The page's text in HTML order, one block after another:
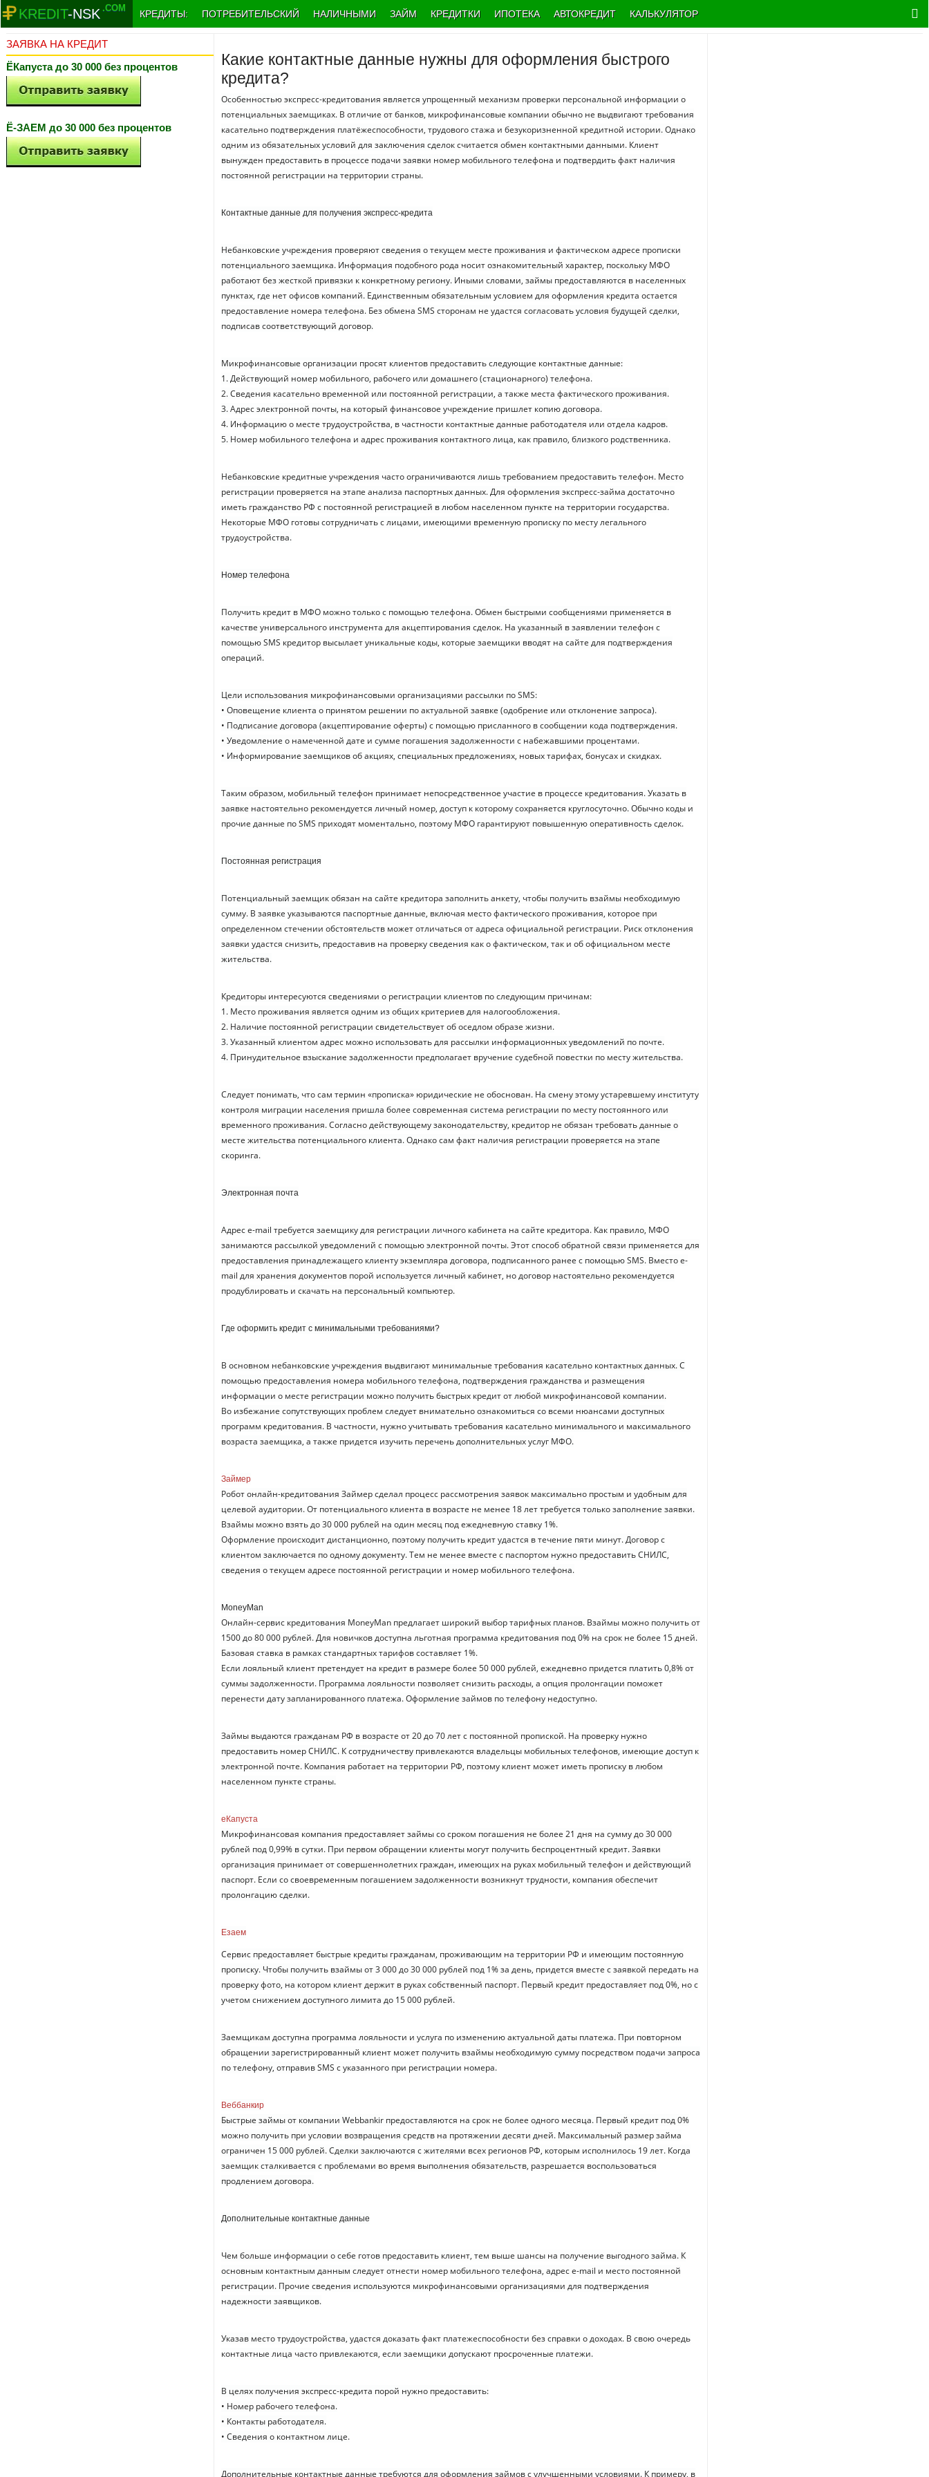
KREDIT-NSK .COM
КРЕДИТЫ: ПОТРЕБИТЕЛЬСКИЙ НАЛИЧНЫМИ ЗАЙМ КРЕДИТКИ ИПОТЕКА АВТОКРЕДИТ КАЛЬКУЛЯТОР
ЗАЯВКА НА КРЕДИТ
ЁКапуста до 30 000 без процентов
Ё-ЗАЕМ до 30 000 без процентов
Какие контактные данные нужны для оформления быстрого
кредита?
Особенностью экспресс-кредитования является упрощенный механизм проверки персональной информации о
потенциальных заемщиках. В отличие от банков, микрофинансовые компании обычно не выдвигают требования
касательно подтверждения платёжеспособности, трудового стажа и безукоризненной кредитной истории. Однако
одним из обязательных условий для заключения сделок считается обмен контактными данными. Клиент
вынужден предоставить в процессе подачи заявки номер мобильного телефона и подтвердить факт наличия
постоянной регистрации на территории страны.
Контактные данные для получения экспресс-кредита
Небанковские учреждения проверяют сведения о текущем месте проживания и фактическом адресе прописки
потенциального заемщика. Информация подобного рода носит ознакомительный характер, поскольку МФО
работают без жесткой привязки к конкретному региону. Иными словами, займы предоставляются в населенных
пунктах, где нет офисов компаний. Единственным обязательным условием для оформления кредита остается
предоставление номера телефона. Без обмена SMS сторонам не удастся согласовать условия будущей сделки,
подписав соответствующий договор.
Микрофинансовые организации просят клиентов предоставить следующие контактные данные:
1. Действующий номер мобильного, рабочего или домашнего (стационарного) телефона.
2. Сведения касательно временной или постоянной регистрации, а также места фактического проживания.
3. Адрес электронной почты, на который финансовое учреждение пришлет копию договора.
4. Информацию о месте трудоустройства, в частности контактные данные работодателя или отдела кадров.
5. Номер мобильного телефона и адрес проживания контактного лица, как правило, близкого родственника.
Небанковские кредитные учреждения часто ограничиваются лишь требованием предоставить телефон. Место
регистрации проверяется на этапе анализа паспортных данных. Для оформления экспресс-займа достаточно
иметь гражданство РФ с постоянной регистрацией в любом населенном пункте на территории государства.
Некоторые МФО готовы сотрудничать с лицами, имеющими временную прописку по месту легального
трудоустройства.
Номер телефона
Получить кредит в МФО можно только с помощью телефона. Обмен быстрыми сообщениями применяется в
качестве универсального инструмента для акцептирования сделок. На указанный в заявлении телефон с
помощью SMS кредитор высылает уникальные коды, которые заемщики вводят на сайте для подтверждения
операций.
Цели использования микрофинансовыми организациями рассылки по SMS:
• Оповещение клиента о принятом решении по актуальной заявке (одобрение или отклонение запроса).
• Подписание договора (акцептирование оферты) с помощью присланного в сообщении кода подтверждения.
• Уведомление о намеченной дате и сумме погашения задолженности с набежавшими процентами.
• Информирование заемщиков об акциях, специальных предложениях, новых тарифах, бонусах и скидках.
Таким образом, мобильный телефон принимает непосредственное участие в процессе кредитования. Указать в
заявке настоятельно рекомендуется личный номер, доступ к которому сохраняется круглосуточно. Обычно коды и
прочие данные по SMS приходят моментально, поэтому МФО гарантируют повышенную оперативность сделок.
Постоянная регистрация
Потенциальный заемщик обязан на сайте кредитора заполнить анкету, чтобы получить взаймы необходимую
сумму. В заявке указываются паспортные данные, включая место фактического проживания, которое при
определенном стечении обстоятельств может отличаться от адреса официальной регистрации. Риск отклонения
заявки удастся снизить, предоставив на проверку сведения как о фактическом, так и об официальном месте
жительства.
Кредиторы интересуются сведениями о регистрации клиентов по следующим причинам:
1. Место проживания является одним из общих критериев для налогообложения.
2. Наличие постоянной регистрации свидетельствует об оседлом образе жизни.
3. Указанный клиентом адрес можно использовать для рассылки информационных уведомлений по почте.
4. Принудительное взыскание задолженности предполагает вручение судебной повестки по месту жительства.
Следует понимать, что сам термин «прописка» юридические не обоснован. На смену этому устаревшему институту
контроля миграции населения пришла более современная система регистрации по месту постоянного или
временного проживания. Согласно действующему законодательству, кредитор не обязан требовать данные о
месте жительства потенциального клиента. Однако сам факт наличия регистрации проверяется на этапе
скоринга.
Электронная почта
Адрес e-mail требуется заемщику для регистрации личного кабинета на сайте кредитора. Как правило, МФО
занимаются рассылкой уведомлений с помощью электронной почты. Этот способ обратной связи применяется для
предоставления принадлежащего клиенту экземпляра договора, подписанного ранее с помощью SMS. Вместо e-
mail для хранения документов порой используется личный кабинет, но договор настоятельно рекомендуется
продублировать и скачать на персональный компьютер.
Где оформить кредит с минимальными требованиями?
В основном небанковские учреждения выдвигают минимальные требования касательно контактных данных. С
помощью предоставления номера мобильного телефона, подтверждения гражданства и размещения
информации о месте регистрации можно получить быстрых кредит от любой микрофинансовой компании.
Во избежание сопутствующих проблем следует внимательно ознакомиться со всеми нюансами доступных
программ кредитования. В частности, нужно учитывать требования касательно минимального и максимального
возраста заемщика, а также придется изучить перечень дополнительных услуг МФО.
Займер
Робот онлайн-кредитования Займер сделал процесс рассмотрения заявок максимально простым и удобным для
целевой аудитории. От потенциального клиента в возрасте не менее 18 лет требуется только заполнение заявки.
Взаймы можно взять до 30 000 рублей на один месяц под ежедневную ставку 1%.
Оформление происходит дистанционно, поэтому получить кредит удастся в течение пяти минут. Договор с
клиентом заключается по одному документу. Тем не менее вместе с паспортом нужно предоставить СНИЛС,
сведения о текущем адресе постоянной регистрации и номер мобильного телефона.
MoneyMan
Онлайн-сервис кредитования MoneyMan предлагает широкий выбор тарифных планов. Взаймы можно получить от
1500 до 80 000 рублей. Для новичков доступна льготная программа кредитования под 0% на срок не более 15 дней.
Базовая ставка в рамках стандартных тарифов составляет 1%.
Если лояльный клиент претендует на кредит в размере более 50 000 рублей, ежедневно придется платить 0,8% от
суммы задолженности. Программа лояльности позволяет снизить расходы, а опция пролонгации поможет
перенести дату запланированного платежа. Оформление займов по телефону недоступно.
Займы выдаются гражданам РФ в возрасте от 20 до 70 лет с постоянной пропиской. На проверку нужно
предоставить номер СНИЛС. К сотрудничеству привлекаются владельцы мобильных телефонов, имеющие доступ к
электронной почте. Компания работает на территории РФ, поэтому клиент может иметь прописку в любом
населенном пункте страны.
еКапуста
Микрофинансовая компания предоставляет займы со сроком погашения не более 21 дня на сумму до 30 000
рублей под 0,99% в сутки. При первом обращении клиенты могут получить беспроцентный кредит. Заявки
организация принимает от совершеннолетних граждан, имеющих на руках мобильный телефон и действующий
паспорт. Если со своевременным погашением задолженности возникнут трудности, компания обеспечит
пролонгацию сделки.
Езаем
Сервис предоставляет быстрые кредиты гражданам, проживающим на территории РФ и имеющим постоянную
прописку. Чтобы получить взаймы от 3 000 до 30 000 рублей под 1% за день, придется вместе с заявкой передать на
проверку фото, на котором клиент держит в руках собственный паспорт. Первый кредит предоставляет под 0%, но с
учетом снижением доступного лимита до 15 000 рублей.
Заемщикам доступна программа лояльности и услуга по изменению актуальной даты платежа. При повторном
обращении зарегистрированный клиент может получить взаймы необходимую сумму посредством подачи запроса
по телефону, отправив SMS с указанного при регистрации номера.
Веббанкир
Быстрые займы от компании Webbankir предоставляются на срок не более одного месяца. Первый кредит под 0%
можно получить при условии возвращения средств на протяжении десяти дней. Максимальный размер займа
ограничен 15 000 рублей. Сделки заключаются с жителями всех регионов РФ, которым исполнилось 19 лет. Когда
заемщик сталкивается с проблемами во время выполнения обязательств, разрешается воспользоваться
продлением договора.
Дополнительные контактные данные
Чем больше информации о себе готов предоставить клиент, тем выше шансы на получение выгодного займа. К
основным контактным данным следует отнести номер мобильного телефона, адрес e-mail и место постоянной
регистрации. Прочие сведения используются микрофинансовыми организациями для подтверждения
надежности заявщиков.
Указав место трудоустройства, удастся доказать факт платежеспособности без справки о доходах. В свою очередь
контактные лица часто привлекаются, если заемщики допускают просроченные платежи.
В целях получения экспресс-кредита порой нужно предоставить:
• Номер рабочего телефона.
• Контакты работодателя.
• Сведения о контактном лице.
Дополнительные контактные данные требуются для оформления займов с улучшенными условиями. К примеру, в